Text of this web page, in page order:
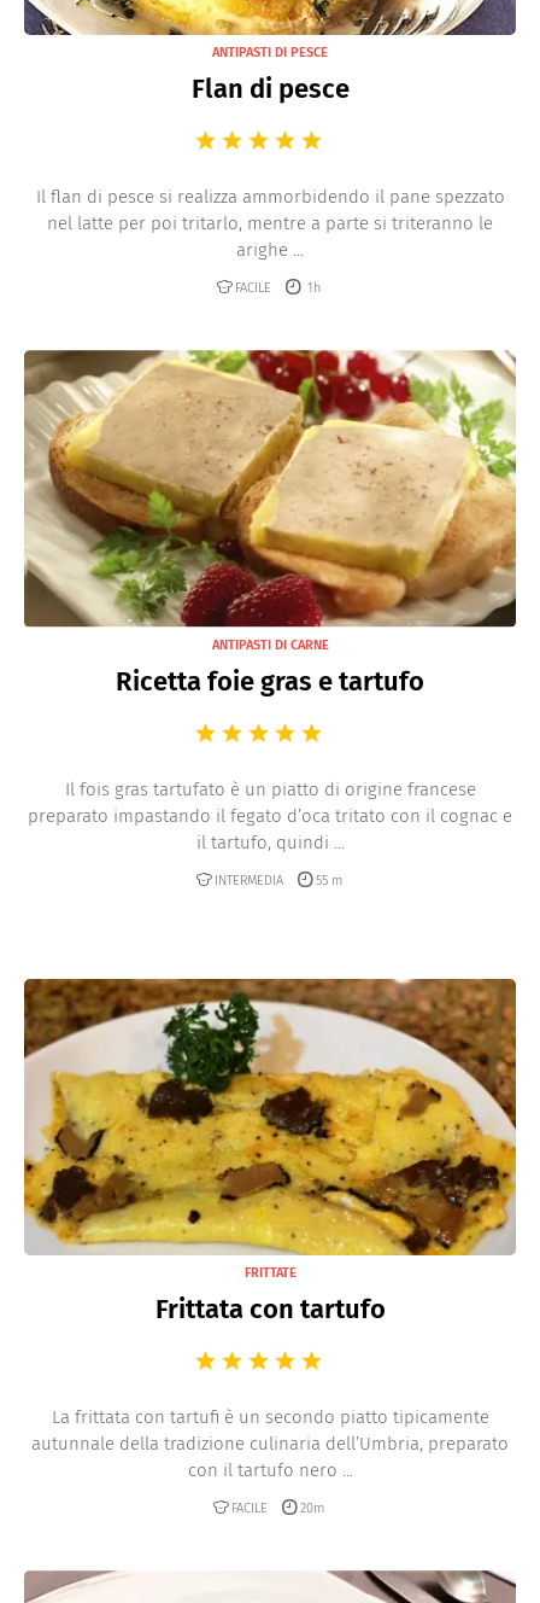
ANTIPASTI DI PESCE
Flan di pesce
Il flan di pesce si realizza ammorbidendo il pane spezzato
nel latte per poi tritarlo, mentre a parte si triteranno le
arighe ...
FACILE 1h
ANTIPASTI DI CARNE
Ricetta foie gras e tartufo
Il fois gras tartufato è un piatto di origine francese
preparato impastando il fegato d’oca tritato con il cognac e
il tartufo, quindi ...
INTERMEDIA 55 m
FRITTATE
Frittata con tartufo
La frittata con tartufi è un secondo piatto tipicamente
autunnale della tradizione culinaria dell’Umbria, preparato
con il tartufo nero ...
FACILE 20m